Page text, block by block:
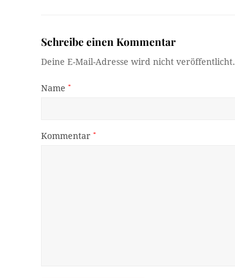
Schreibe einen Kommentar
Deine E-Mail-Adresse wird nicht veröffentlicht.
Name*
Kommentar*